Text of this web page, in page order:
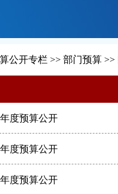
公开专栏 >> 部门预算 >>
度预算公开
度预算公开
度预算公开